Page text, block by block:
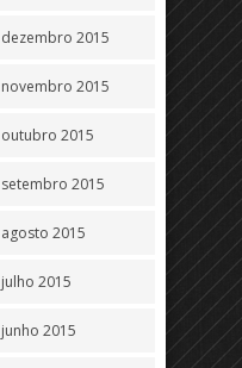
dezembro 2015
novembro 2015
outubro 2015
setembro 2015
agosto 2015
julho 2015
junho 2015